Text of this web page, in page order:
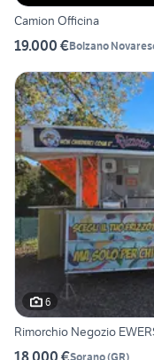
Camion Officina
19.000 €Bolzano
6
Rimorchio Negozio
Sorano(GR)